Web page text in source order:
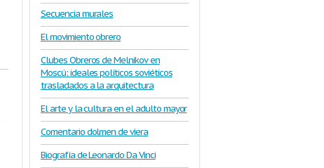
Secuencia murales
El movimiento obrero
Clubes Obreros de Melnikov en
Moscú: ideales políticos soviéticos
trasladados a la arquitectura
El arte y la cultura en el adulto mayor
Comentario dolmen de viera
Biografía de Leonardo Da Vinci